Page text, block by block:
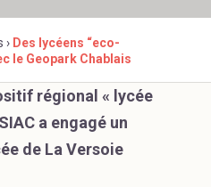
› Des lycéens “eco-
le Geopark Chablais
régional « lycée
a engagé un
de La Versoie